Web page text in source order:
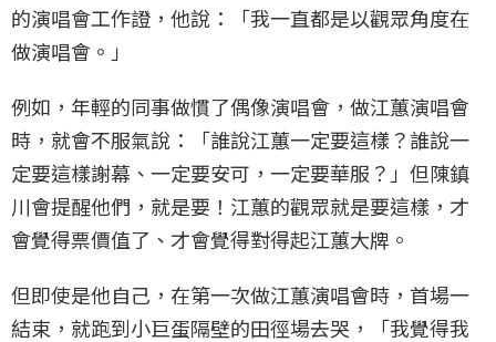
的演唱會工作證，他說：「我一直都是以觀眾角度在
做演唱會。」
例如，年輕的同事做慣了偶像演唱會，做江蕙演唱會
時，就會不服氣說：「誰說江蕙一定要這樣？誰說一
定要這樣謝幕、一定要安可，一定要華服？」但陳鎮
川會提醒他們，就是要！江蕙的觀眾就是要這樣，才
會覺得票價值了、才會覺得對得起江蕙大牌。
但即使是他自己，在第一次做江蕙演唱會時，首場一
結束，就跑到小巨蛋隔壁的田徑場去哭，「我覺得我